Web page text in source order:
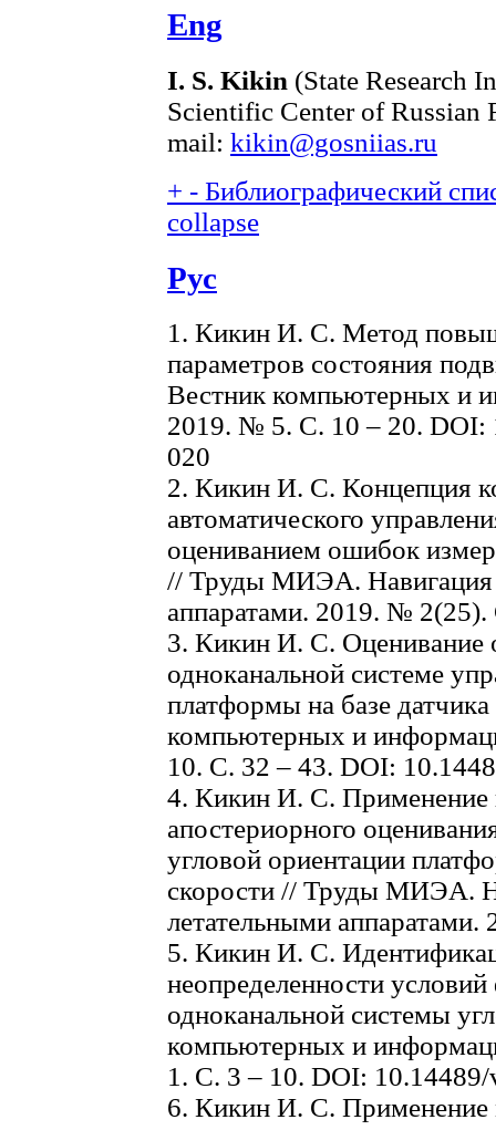
Eng
I. S. Kikin (State Research
Scientific Center of Russian
mail: kikin@gosniias.ru
+ - Библиографический
collapse
Рус
1. Кикин И. С. Метод
параметров состояния
Вестник компьютерных и
2019. № 5. С. 10 – 20. DOI:
020
2. Кикин И. С. Концепция
автоматического
оцениванием ошибок
// Труды МИЭА. Навигация
аппаратами. 2019. №
3. Кикин И. С. Оценивание
одноканальной системе
платформы на базе
компьютерных и
10. С. 32 – 43. DOI:
4. Кикин И. С. Применение
апостериорного
угловой ориентации
скорости // Труды МИЭА.
летательными
5. Кикин И. С.
неопределенности
одноканальной системы
компьютерных и
1. С. 3 – 10. DOI:
6. Кикин И. С. Применение